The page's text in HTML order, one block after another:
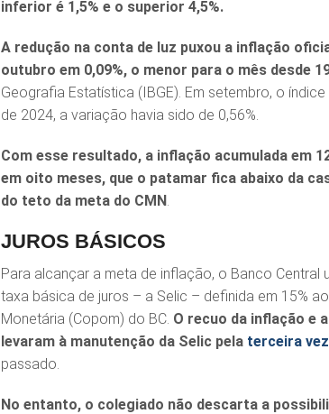
inferior é 1,5% e o superior 4,5%.
A redução na conta de luz puxou a inflação
outubro em 0,09%, o menor para o mês desde
Geografia Estatística (IBGE). Em setembro, o
de 2024, a variação havia sido de 0,56%.
Com esse resultado, a inflação acumulada em
em oito meses, que o patamar fica abaixo da
do teto da meta do CMN
JUROS BÁSICOS
Para alcançar a meta de inflação, o Banco Central
taxa básica de juros – a Selic – definida em 15%
Monetária (Copom) do BC. O recuo da inflação e
levaram à manutenção da Selic pela terceira
passado.
No entanto, o colegiado não descarta a